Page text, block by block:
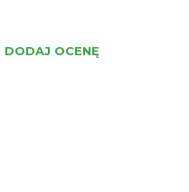
DODAJ OCENĘ